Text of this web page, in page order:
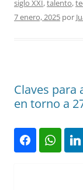
siglo XXI,talento,
7 enero, 2025 por
Claves
en torno a